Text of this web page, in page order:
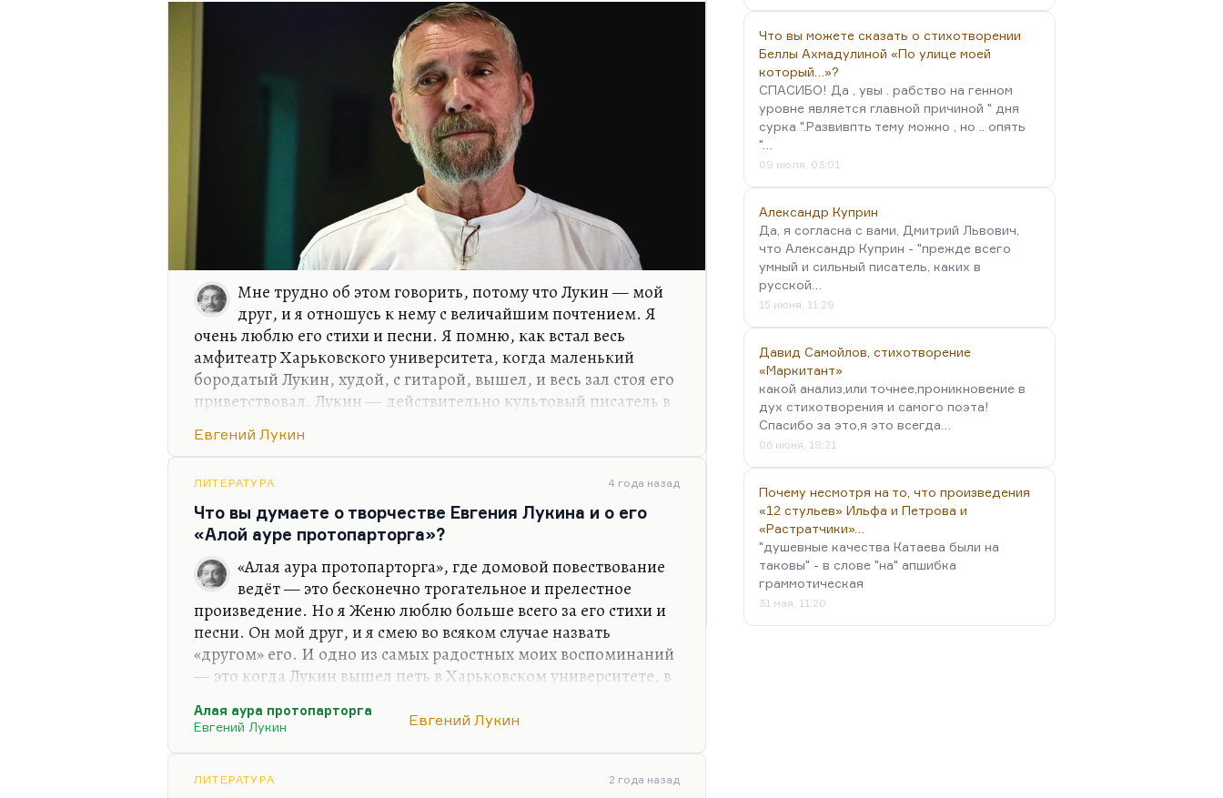
Мне трудно об этом говорить, потому что Лукин — мой
друг, и я отношусь к нему с величайшим почтением. Я
очень люблю его стихи и песни. Я помню, как встал весь
амфитеатр Харьковского университета, когда маленький
бородатый Лукин, худой, с гитарой, вышел, и весь зал стоя его
приветствовал. Лукин — действительно культовый писатель в
очень люблю его замечательное четверостишье:
Посмотри: встаёт цунами
Так, разделываясь с нами,
Красота спасает мир.
У него вообще много действительно превосходных стихов и
песен великих. Ну, Господи:
Что ты, княже,…
Евгений Лукин
ЛИТЕРАТУРА 4 года назад
Что вы думаете о творчестве Евгения Лукина и о его
«Алой ауре протопарторга»?
«Алая аура протопарторга», где домовой повествование
ведёт — это бесконечно трогательное и прелестное
произведение. Но я Женю люблю больше всего за его стихи и
песни. Он мой друг, и я смею во всяком случае назвать
«другом» его. И одно из самых радостных моих воспоминаний
— это когда Лукин вышел петь в Харьковском университете, в
амфитеатр встал, приветствуя его. Он — великолепный поэт. Я
часто цитирую многие его стихи.
Гляжу от злобы костяной
Алая аура протопарторга
Евгений Лукин
Евгений Лукин
ЛИТЕРАТУРА 2 года назад
Что вы можете сказать о стихотворении
Беллы Ахмадулиной «По улице моей
который…»?
СПАСИБО! Да , увы . рабство на генном
уровне является главной причиной " дня
сурка ".Развивпть тему можно , но .. опять
"…
09 июля, 03:01
Александр Куприн
Да, я согласна с вами, Дмитрий Львович,
что Александр Куприн - "прежде всего
умный и сильный писатель, каких в
русской…
15 июня, 11:29
Давид Самойлов, стихотворение
«Маркитант»
какой анализ,или точнее,проникновение в
дух стихотворения и самого поэта!
Спасибо за это,я это всегда…
06 июня, 19:21
Почему несмотря на то, что произведения
«12 стульев» Ильфа и Петрова и
«Растратчики»…
"душевные качества Катаева были на
таковы" - в слове "на" апшибка
граммотическая
31 мая, 11:20